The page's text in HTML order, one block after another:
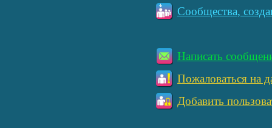
Сообщества,
Написать
Пожаловаться на
Добавить